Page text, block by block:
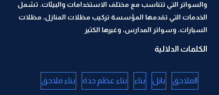
والسواتر التي تتناسب مع مختلف الاستخدامات والبيئات. تشمل
الخدمات التي تقدمها المؤسسة تركيب مظلات المنازل، مظلات
السيارات، وسواتر المدارس، وغيرها الكثير
الكلمات الدلالية
الملاحق بانل بناء بناء عظم جدة بناء ملاحق